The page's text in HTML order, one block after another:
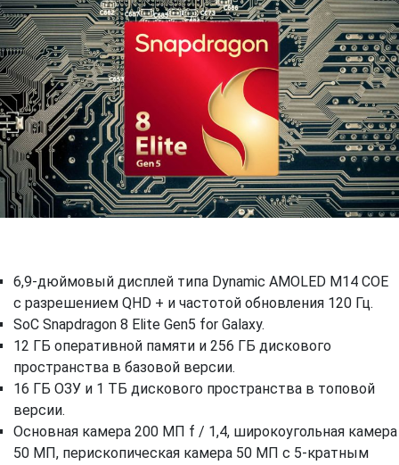
6,9-дюймовый дисплей типа Dynamic AMOLED M14 COE
с разрешением QHD + и частотой обновления 120 Гц.
SoC Snapdragon 8 Elite Gen5 for Galaxy.
12 ГБ оперативной памяти и 256 ГБ дискового
пространства в базовой версии.
16 ГБ ОЗУ и 1 ТБ дискового пространства в топовой
версии.
Основная камера 200 МП f / 1,4, широкоугольная камера
50 МП, перископическая камера 50 МП с 5-кратным